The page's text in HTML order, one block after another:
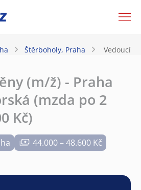
Štěrboholy, Praha Vedoucí
(m/ž) - Praha
(mzda po 2
Kč)
44.000 – 48.600 Kč